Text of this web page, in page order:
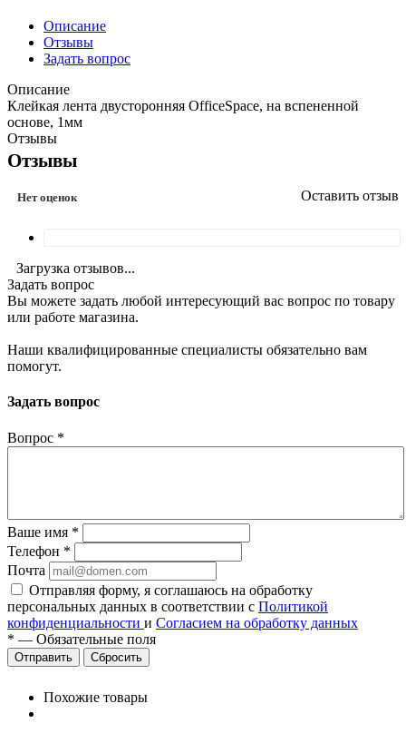
Описание
Отзывы
Задать вопрос
Описание
Клейкая лента двусторонняя OfficeSpace, на вспененной
основе, 1мм
Отзывы
Отзывы
Нет оценок Оставить отзыв
Загрузка отзывов...
Задать вопрос
Вы можете задать любой интересующий вас вопрос по товару
или работе магазина.
Наши квалифицированные специалисты обязательно вам
помогут.
Задать вопрос
Вопрос *
Ваше имя *
Телефон *
Почта
Отправляя форму, я соглашаюсь на обработку
персональных данных в соответствии с Политикой
конфиденциальности и Согласием на обработку данных
* — Обязательные поля
Сбросить
Похожие товары